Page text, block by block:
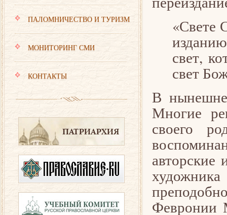
ПАЛОМНИЧЕСТВО И ТУРИЗМ
МОНИТОРИНГ СМИ
КОНТАКТЫ
«Свете
свет,
свет
В
Многие
своего
авторские
Февронии